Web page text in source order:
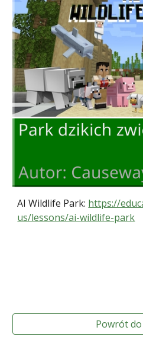
AI Wildlife Park: https://
us/lessons/ai-wildlife-park
Powrót